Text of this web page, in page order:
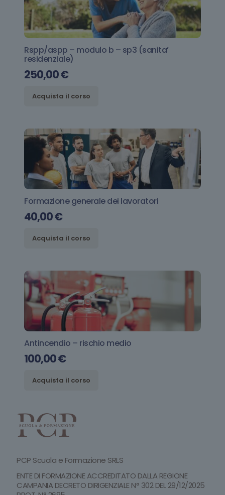
Rspp/aspp – modulo b – sp3 (sanita’
residenziale)
250,00€
Acquista il corso
Formazione generale dei lavoratori
40,00€
Acquista il corso
Antincendio – rischio medio
100,00€
Acquista il corso
PCP Scuola e Formazione SRLS
ENTE DI FORMAZIONE ACCREDITATO DALLA REGIONE
CAMPANIA DECRETO DIRIGENZIALE N° 302 DEL 29/12/2025